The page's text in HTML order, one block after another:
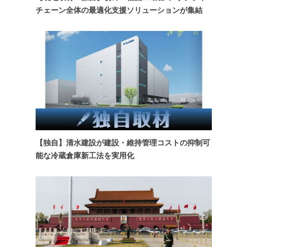
チェーン全体の最適化支援ソリューションが集結
【独自】清水建設が建設・維持管理コストの抑制可
能な冷蔵倉庫新工法を実用化